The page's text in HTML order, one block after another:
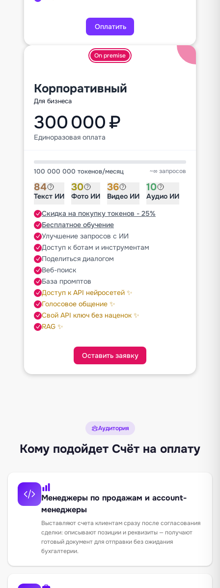
Оплатить
On premise
Корпоративный
Для бизнеса
300 000 ₽
Единоразовая оплата
100 000 000 токенов/месяц ~∞ запросов
84
Текст ИИ
30
Фото ИИ
36
Видео ИИ
10
Аудио ИИ
Скидка на покупку токенов - 25%
Бесплатное обучение
Улучшение запросов с ИИ
Доступ к ботам и инструментам
Поделиться диалогом
Веб-поиск
База промптов
Доступ к API нейросетей ✨
Голосовое общение ✨
Свой API ключ без наценок ✨
RAG ✨
Оставить заявку
Аудитория
Кому подойдет Счёт на оплату
Менеджеры по продажам и account-
менеджеры
Выставляют счета клиентам сразу после согласования
сделки: описывают позиции и реквизиты — получают
готовый документ для отправки без ожидания
бухгалтерии.